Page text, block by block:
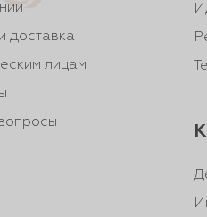
доставка
лицам